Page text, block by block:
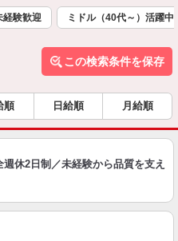
経験歓迎 ミドル（40代～）活躍中
この検索条件を保存
順 日給順 月給順
週休2日制／未経験から品質を支え